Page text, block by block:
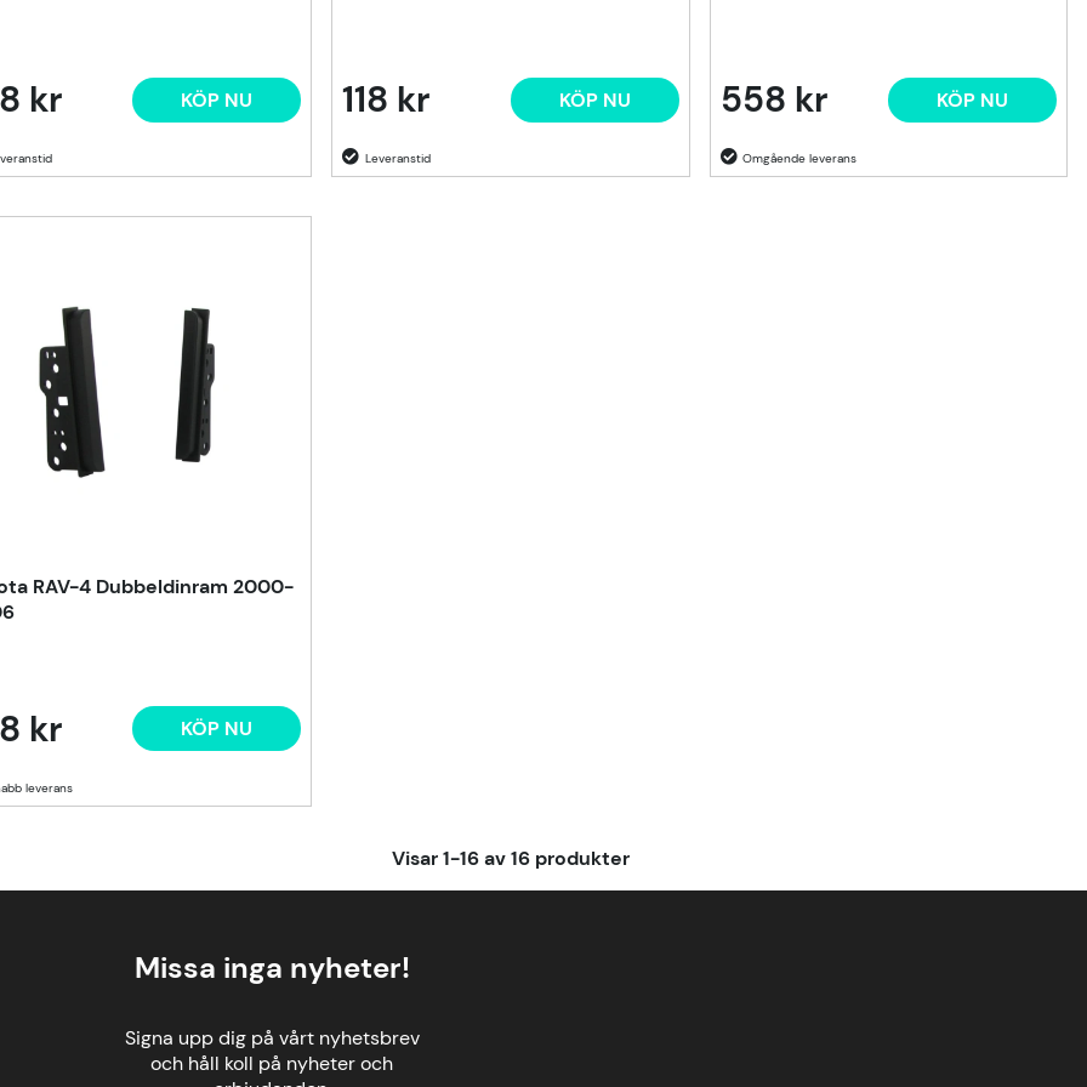
kr KÖP NU 118 kr KÖP NU 558 kr KÖP NU
RAV-4 Dubbeldinram 2000-
kr KÖP NU
Visar1-16av16produkter
Missa inga nyheter!
Signa upp dig på vårt nyhetsbrev
och håll koll på nyheter och